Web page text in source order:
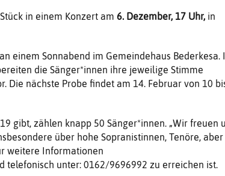
in einem Konzert am 6. Dezember, 17 Uhr,in
einem Sonnabend im Gemeindehaus Bederkesa.
die Sänger*innen ihre jeweilige Stimme
Die nächste Probe findet am 14. Februar von 10
gibt, zählen knapp 50 Sänger*innen. „Wir freuen
über hohe Sopranistinnen, Tenöre, aber
weitere Informationen
telefonisch unter: 0162/9696992 zu erreichen ist.